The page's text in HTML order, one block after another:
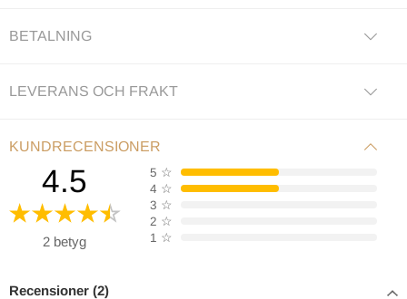
BETALNING
LEVERANS OCH FRAKT
KUNDRECENSIONER
4.5
2 betyg
5 ☆
4 ☆
3 ☆
2 ☆
1 ☆
Recensioner (2)